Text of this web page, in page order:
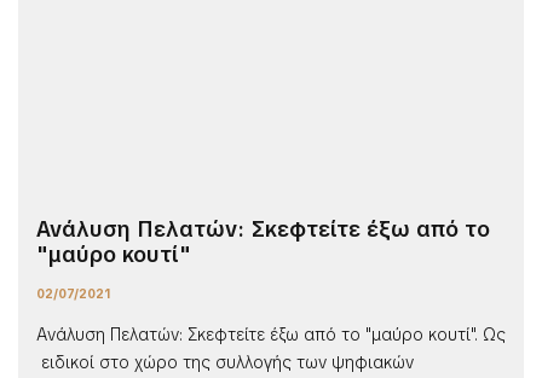
Ανάλυση Πελατών: Σκεφτείτε έξω από το
"μαύρο κουτί"
02/07/2021
Ανάλυση Πελατών: Σκεφτείτε έξω από το "μαύρο κουτί". Ως
ειδικοί στο χώρο της συλλογής των ψηφιακών